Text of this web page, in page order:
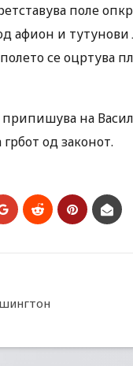
поле
афион и
се оцртува
на
од законот.